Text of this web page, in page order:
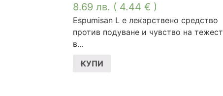
8.69 лв. ( 4.44 € )
Espumisan L е лекарствено средство
против подуване и чувство на тежест
в...
КУПИ